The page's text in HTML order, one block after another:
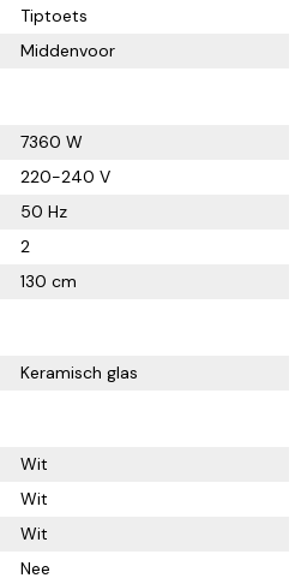
Tiptoets
Middenvoor
7360 W
220-240 V
50 Hz
2
130 cm
Keramisch glas
Wit
Wit
Wit
Nee